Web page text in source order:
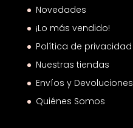
Novedades
¡Lo más vendido!
Política de privacidad
Nuestras tiendas
Envíos y Devoluciones
Quiénes Somos